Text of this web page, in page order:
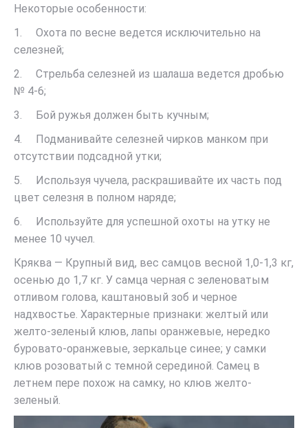
Некоторые особенности:
1. Охота по весне ведется исключительно на
селезней;
2. Стрельба селезней из шалаша ведется дробью
№ 4-6;
3. Бой ружья должен быть кучным;
4. Подманивайте селезней чирков манком при
отсутствии подсадной утки;
5. Используя чучела, раскрашивайте их часть под
цвет селезня в полном наряде;
6. Используйте для успешной охоты на утку не
менее 10 чучел.
Кряква — Крупный вид, вес самцов весной 1,0-1,3 кг,
осенью до 1,7 кг. У самца черная с зеленоватым
отливом голова, каштановый зоб и черное
надхвостье. Характерные признаки: желтый или
желто-зеленый клюв, лапы оранжевые, нередко
буровато-оранжевые, зеркальце синее; у самки
клюв розоватый с темной серединой. Самец в
летнем пере похож на самку, но клюв желто-
зеленый.